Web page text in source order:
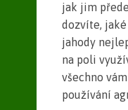
jak jim
dozvíte,
jahody
na poli
všechno
používání